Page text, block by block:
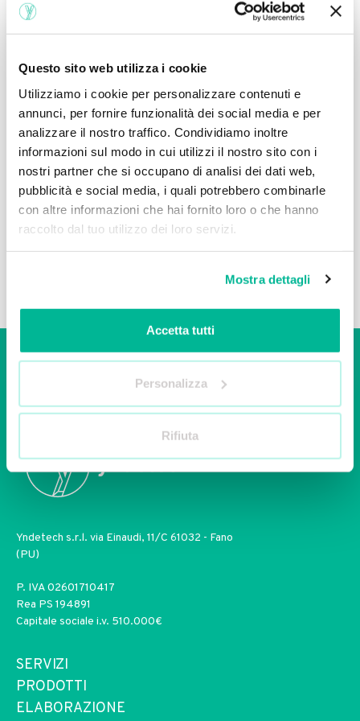
Questo sito web utilizza i cookie
Utilizziamo i cookie per personalizzare contenuti e
annunci, per fornire funzionalità dei social media e per
analizzare il nostro traffico. Condividiamo inoltre
informazioni sul modo in cui utilizzi il nostro sito con i
nostri partner che si occupano di analisi dei dati web,
pubblicità e social media, i quali potrebbero combinarle
con altre informazioni che hai fornito loro o che hanno
raccolto dal tuo utilizzo dei loro servizi.
Mostra dettagli
Accetta tutti
Personalizza
Rifiuta
04
AZIENDA
NEWS
CONTATTI
DOWNLOAD
ITALIANO
Sei un dentista?
E-mail*
Cellulare
Indica la tua professione per ricevere info dedicate
Vuoi iscriverti alla newsletter?*
ISCRIVITI
Yndetech s.r.l. via Einaudi, 11/C 61032 - Fano
(PU)
P. IVA 02601710417
Rea PS 194891
Capitale sociale i.v. 510.000€
SERVIZI
PRODOTTI
ELABORAZIONE